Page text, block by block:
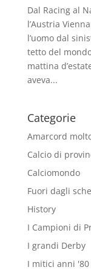
Dal Racing al
l’Austria
l’uomo dal
tetto del
mattina
aveva...
Categorie
Amarcord
Calcio di
Calciomondo
Fuori dagli
History
I Campioni di
I grandi Derby
I mitici anni '80